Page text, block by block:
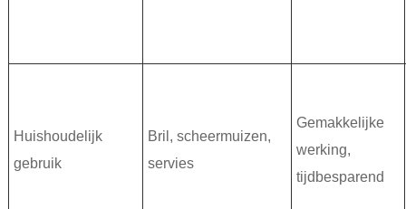
Huishoudelijk
gebruik
Bril, scheermuizen,
servies
Gemakkelijke
werking,
tijdbesparend